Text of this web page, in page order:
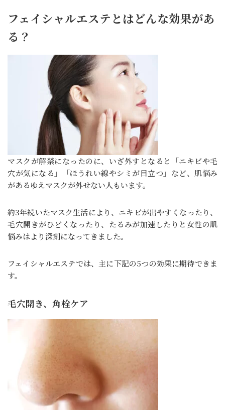
フェイシャルエステとはどんな効果があ
る？
マスクが解禁になったのに、いざ外すとなると「ニキビや毛
穴が気になる」「ほうれい線やシミが目立つ」など、肌悩み
があるゆえマスクが外せない人もいます。
約3年続いたマスク生活により、ニキビが出やすくなったり、
毛穴開きがひどくなったり、たるみが加速したりと女性の肌
悩みはより深刻になってきました。
フェイシャルエステでは、主に下記の5つの効果に期待できま
す。
毛穴開き、角栓ケア